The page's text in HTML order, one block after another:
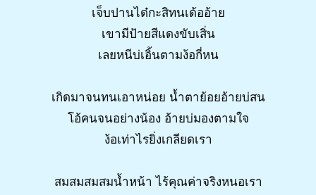
เจ็บปานได๋กะสิทนเด้ออ้าย
เขามีป้ายสีแดงขับเสิ่น
เลยหนีบ่เอิ้นตามง้อกี่หน
เกิดมาจนทนเอาหน่อย น้ำตาย้อยอ้ายบ่สน
โอ้คนจนอย่างน้อง อ้ายบ่มองตามใจ
ง้อเท่าไรยิ่งเกลียดเรา
สมสมสมสมน้ำหน้า ไร้คุณค่าจริงหนอเรา